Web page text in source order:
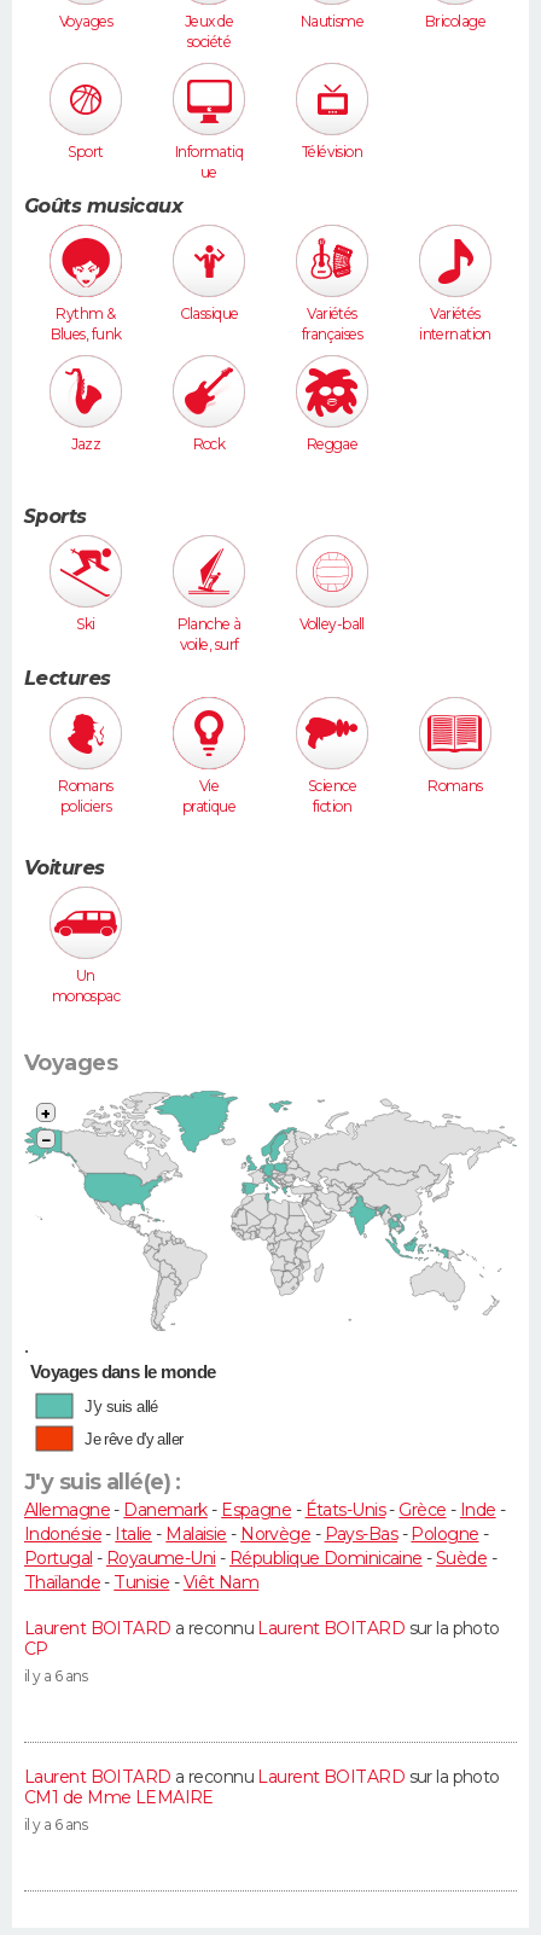
Voyages
Jeux de
société
Nautisme Bricolage
Sport
Informatiq
ue
Télévision
Goûts musicaux
Rythm &
Blues, funk
Classique
Variétés
françaises
Variétés
internation
Jazz Rock Reggae
Sports
Ski
Planche à
voile, surf
Volley-ball
Lectures
Romans
policiers
Vie
pratique
Science
fiction
Romans
Voitures
Un
monospac
Xsara
Picasso...)
Voyages
•
+
−
Voyages dans le monde
J'y suis allé
Je rêve d'y aller
J'y suis allé(e) :
Allemagne- Danemark- Espagne - États-Unis- Grèce - Inde -
Indonésie- Italie - Malaisie - Norvège - Pays-Bas-Pologne -
Portugal - Royaume-Uni - République Dominicaine -Suède -
Thaïlande- Tunisie -Viêt Nam
Laurent BOITARD a reconnu Laurent BOITARD sur la photo
CP
il y a 6 ans
Laurent BOITARD a reconnu Laurent BOITARD sur la photo
CM1 de Mme LEMAIRE
il y a 6 ans